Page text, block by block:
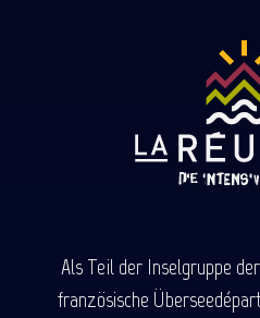
Als Teil der Inselgruppe
französische